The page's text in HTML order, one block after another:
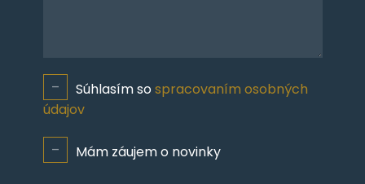
Súhlasím sospracovaním osobných
údajov
Mám záujem o novinky